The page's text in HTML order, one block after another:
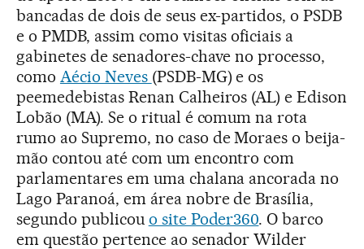
bancadas de dois de seus ex-partidos, o PSDB
e o PMDB, assim como visitas oficiais a
gabinetes de senadores-chave no processo,
como Aécio Neves (PSDB-MG) e os
peemedebistas Renan Calheiros (AL) e Edison
Lobão (MA). Se o ritual é comum na rota
rumo ao Supremo, no caso de Moraes o beija-
mão contou até com um encontro com
parlamentares em uma chalana ancorada no
Lago Paranoá, em área nobre de Brasília,
segundo publicou o site Poder360. O barco
em questão pertence ao senador Wilder